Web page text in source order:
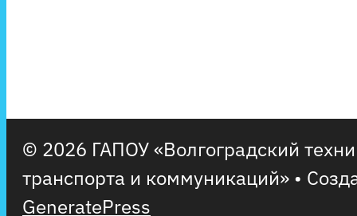
© 2026 ГАПОУ «Волгоградский
транспорта и коммуникаций» •
GeneratePress